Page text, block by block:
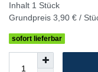
Inhalt 1 Stück
Grundpreis 3,90 € /
sofort lieferbar